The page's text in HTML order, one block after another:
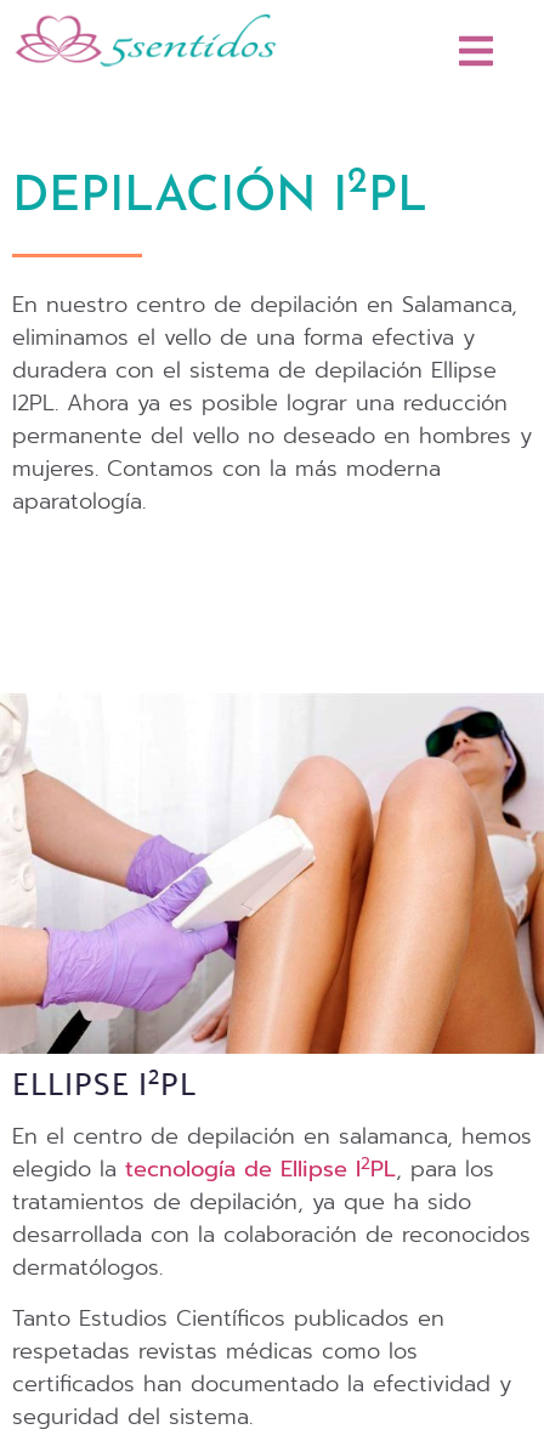
DEPILACIÓN I2PL
En nuestro centro de depilación en Salamanca,
eliminamos el vello de una forma efectiva y
duradera con el sistema de depilación Ellipse
I2PL. Ahora ya es posible lograr una reducción
permanente del vello no deseado en hombres y
mujeres. Contamos con la más moderna
aparatología.
ELLIPSE I2PL
En el centro de depilación en salamanca, hemos
elegido la tecnología de Ellipse I2PL, para los
tratamientos de depilación, ya que ha sido
desarrollada con la colaboración de reconocidos
dermatólogos.
Tanto Estudios Científicos publicados en
respetadas revistas médicas como los
certificados han documentado la efectividad y
seguridad del sistema.